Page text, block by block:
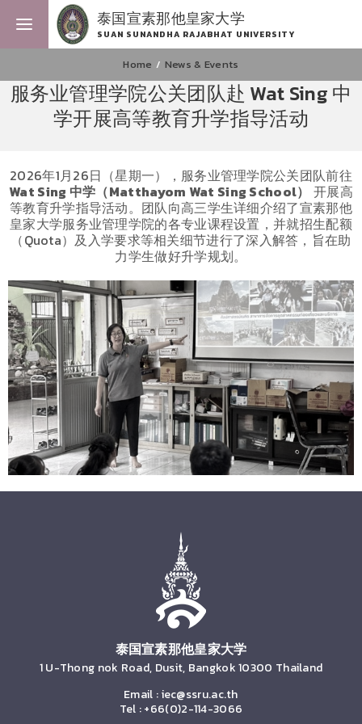
泰国宣素那他皇家大学
SUAN SUNANDHA RAJABHAT UNIVERSITY
Home News & Events
服务业管理学院公关团队赴 Wat Sing 中
学开展高等教育升学指导活动
2026年1月26日（星期一），服务业管理学院公关团队前往
Wat Sing 中学（Matthayom Wat Sing School） 开展高
等教育升学指导活动。团队向高三学生详细介绍了宣素那他
皇家大学服务业管理学院的各专业课程设置，并就招生配额
（Quota）及入学要求等相关细节进行了深入解答，旨在助
力学生做好升学规划。
泰国宣素那他皇家大学
1 U-Thong nok Road, Dusit, Bangkok 10300 Thailand
Email :iec@ssru.ac.th
Tel : +66(0)2-114-3066